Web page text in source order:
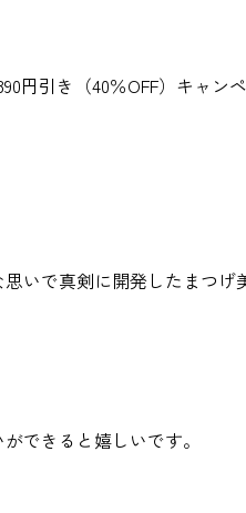
円引き（40％OFF）キャン
いで真剣に開発したまつげ
できると嬉しいです。